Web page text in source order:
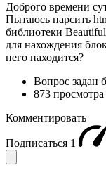
Доброго времени
Пытаюсь парсить
библиотеки
для нахождения
него находится?
Вопрос задан
873 просмотра
Комментировать
Подписаться 1